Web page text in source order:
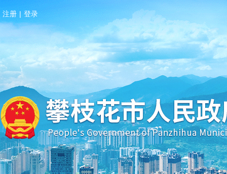
注册 | 登录